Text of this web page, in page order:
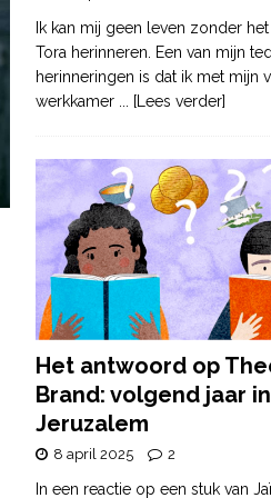
Ik kan mij geen leven zonder
Tora herinneren. Een van mijn
herinneringen is dat ik met mijn
werkkamer ... [Lees verder]
Het antwoord op
Brand: volgend jaar in
Jeruzalem
8 april 2025 2
In een reactie op een stuk van